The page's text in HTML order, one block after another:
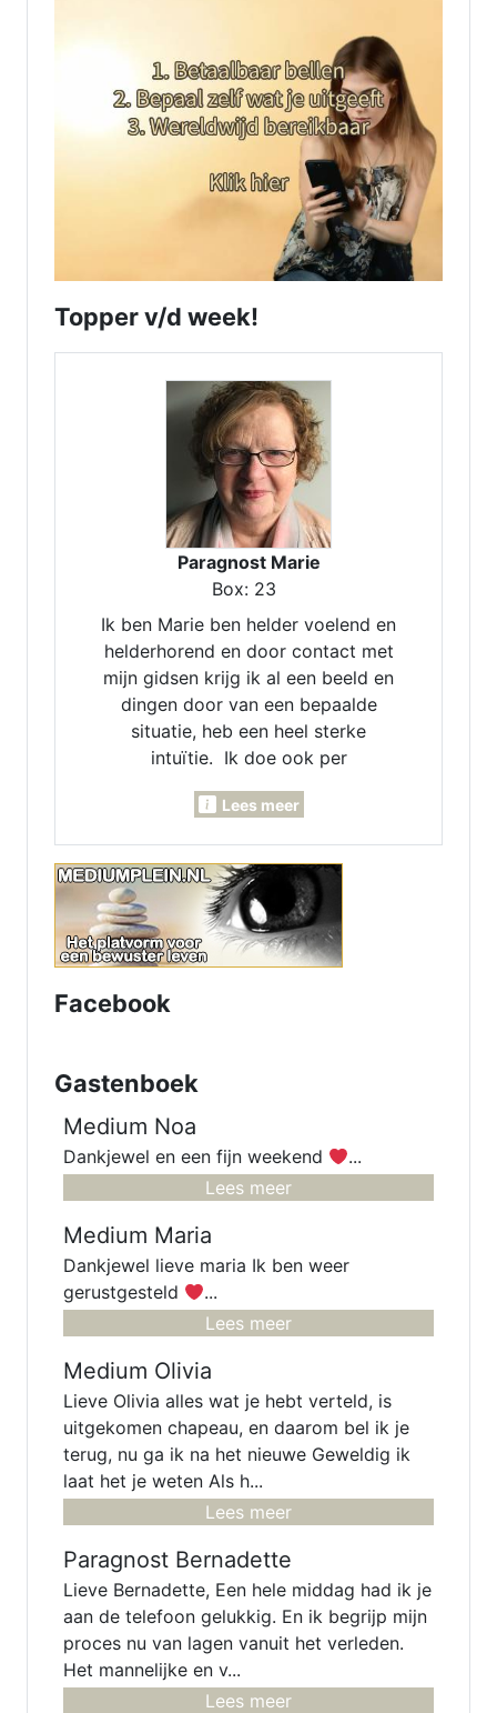
Topper v/d week!
Paragnost Marie
Box: 23
Ik ben Marie ben helder voelend en
helderhorend en door contact met
mijn gidsen krijg ik al een beeld en
dingen door van een bepaalde
situatie, heb een heel sterke
intuïtie. Ik doe ook per
kan voor je pendelen, invoelen,
inzichtkaarten voor je leggen. Ook
voor verleden - heden en
toekomst. Heb een luisterend oor.
samen komen we er wel uit.
Lees meer
Facebook
Gastenboek
Medium Noa
Dankjewel en een fijn weekend
...
Lees meer
Medium Maria
Dankjewel lieve maria Ik ben weer
gerustgesteld
...
Lees meer
Medium Olivia
Lieve Olivia alles wat je hebt verteld, is
uitgekomen chapeau, en daarom bel ik je
terug, nu ga ik na het nieuwe Geweldig ik
laat het je weten Als h...
Lees meer
Paragnost Bernadette
Lieve Bernadette, Een hele middag had ik je
aan de telefoon gelukkig. En ik begrijp mijn
proces nu van lagen vanuit het verleden.
Het mannelijke en v...
Lees meer